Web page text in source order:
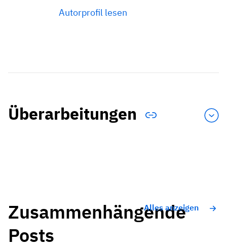
Autorprofil lesen
Überarbeitungen
Zusammenhängende
Posts
Alles anzeigen